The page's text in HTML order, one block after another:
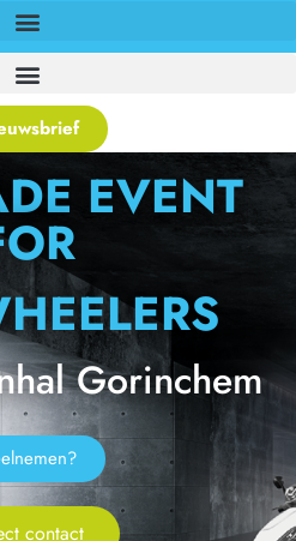
EVENT
Gorinchem
contact